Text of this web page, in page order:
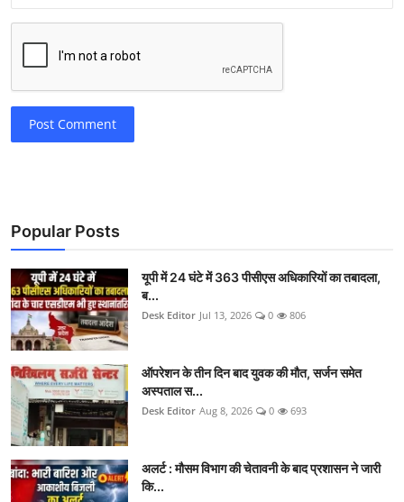
Post Comment
Popular Posts
यूपी में 24 घंटे में 363 पीसीएस अधिकारियों का तबादला,
ब...
Desk Editor Jul 13, 2026 0 806
ऑपरेशन के तीन दिन बाद युवक की मौत, सर्जन समेत
अस्पताल स...
Desk Editor Aug 8, 2026 0 693
अलर्ट : मौसम विभाग की चेतावनी के बाद प्रशासन ने जारी
कि...